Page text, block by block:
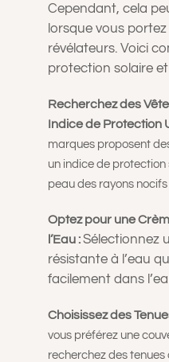
Cependant, cela
lorsque vous
révélateurs. Voici
protection solaire
Recherchez des
Indice de Protection
marques proposent
un indice de
peau des rayons nocifs
Optez pour une
l’Eau :Sélectionnez
résistante à l’eau
facilement dans
Choisissez des
vous préférez une
recherchez des